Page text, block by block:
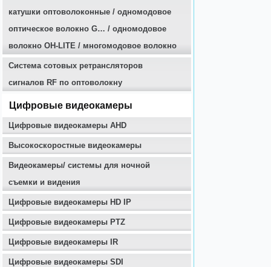
катушки оптоволоконные / одномодовое
оптическое волокно G… / одномодовое
волокно OH-LITE / многомодовое волокно
Система сотовых ретрансляторов
сигналов RF по оптоволокну
Цифровые видеокамеры
Цифровые видеокамеры AHD
Высокоскоростные видеокамеры
Видеокамеры/ системы для ночной
съемки и видения
Цифровые видеокамеры HD IP
Цифровые видеокамеры PTZ
Цифровые видеокамеры IR
Цифровые видеокамеры SDI